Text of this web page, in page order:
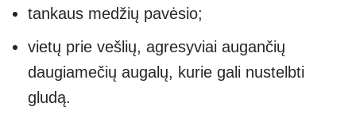
tankaus medžių pavėsio;
vietų prie vešlių, agresyviai augančių
daugiamečių augalų, kurie gali nustelbti
gludą.